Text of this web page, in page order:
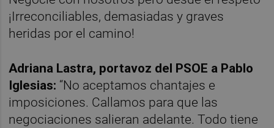
¡Irreconciliables, demasiadas y graves
heridas por el camino!
Adriana Lastra, portavoz del PSOE a Pablo
Iglesias: “No aceptamos chantajes e
imposiciones. Callamos para que las
negociaciones salieran adelante. Todo tiene